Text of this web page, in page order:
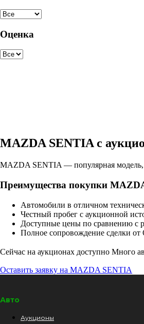
Оценка
MAZDA SENTIA с
MAZDA SENTIA — популярная модель,
Преимущества покупки
Автомобили в отличном
Честный пробег с аукционной
Доступные цены по сравнению с
Полное сопровождение сделки от
Сейчас на аукционах доступно Много
Оставить заявку на MAZDA SENTIA
Авто
Аукционы